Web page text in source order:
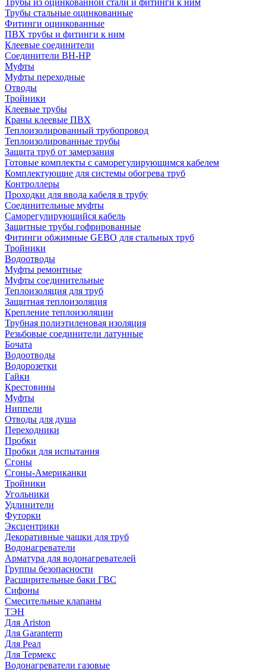
Трубы стальные оцинкованные
Фитинги оцинкованные
ПВХ трубы и фитинги к ним
Клеевые соединители
Соединители ВН-НР
Муфты
Муфты переходные
Отводы
Тройники
Клеевые трубы
Краны клеевые ПВХ
Теплоизолированный трубопровод
Теплоизолированные трубы
Защита труб от замерзания
Готовые комплекты с саморегулирующимся кабелем
Комплектующие для системы обогрева труб
Контроллеры
Проходки для ввода кабеля в трубу
Соединительные муфты
Саморегулирующийся кабель
Защитные трубы гофрированные
Фитинги обжимные GEBO для стальных труб
Тройники
Водоотводы
Муфты ремонтные
Муфты соединительные
Теплоизоляция для труб
Защитная теплоизоляция
Крепление теплоизоляции
Трубная полиэтиленовая изоляция
Резьбовые соединители латунные
Бочата
Водоотводы
Водорозетки
Гайки
Крестовины
Муфты
Ниппели
Отводы для душа
Переходники
Пробки
Пробки для испытания
Сгоны
Сгоны-Американки
Тройники
Угольники
Удлинители
Футорки
Эксцентрики
Декоративные чашки для труб
Водонагреватели
Арматура для водонагревателей
Группы безопасности
Расширительные баки ГВС
Сифоны
Смесительные клапаны
ТЭН
Для Ariston
Для Garanterm
Для Реал
Для Термекс
Водонагреватели газовые